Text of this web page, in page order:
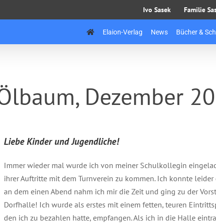
Ivo Sasek Familie
Elaion-Verlag News Bücher &
Dezember
Liebe Kinder und Jugendliche!
Immer wieder mal wurde ich von meiner Schulkollegin
ihrer Auftritte mit dem Turnverein zu kommen. Ich konnte
an dem einen Abend nahm ich mir die Zeit und ging zu der
Dorfhalle! Ich wurde als erstes mit einem fetten, teuren
den ich zu bezahlen hatte, empfangen. Als ich in die Halle